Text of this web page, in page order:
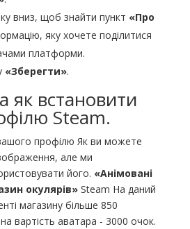
вниз, щоб знайти пункт «Про
яку хочете поділитися
платформи.
«Зберегти».
як встановити
Steam.
профілю Як ви можете
але ми
його. «Анімовані
окулярів»Steam На даний
магазину більше 850
вартість аватара - 3000 очок.